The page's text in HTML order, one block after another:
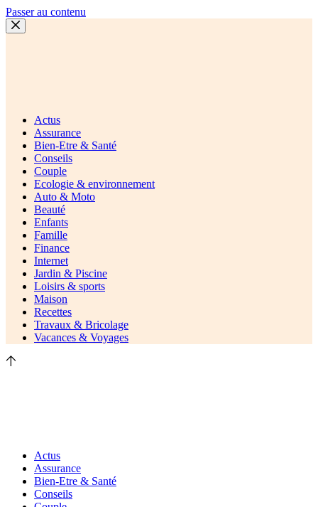
Passer au contenu
Actus
Assurance
Bien-Etre & Santé
Conseils
Couple
Ecologie & environnement
Auto & Moto
Beauté
Enfants
Famille
Finance
Internet
Jardin & Piscine
Loisirs & sports
Maison
Recettes
Travaux & Bricolage
Vacances & Voyages
Actus
Assurance
Bien-Etre & Santé
Conseils